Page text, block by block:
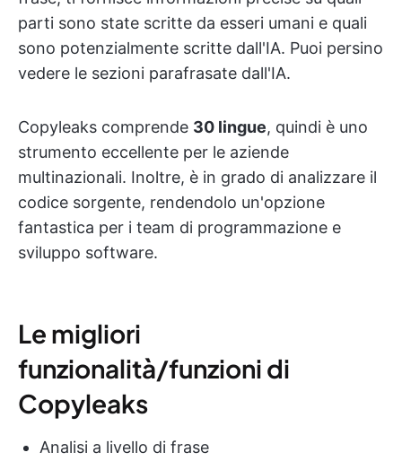
parti sono state scritte da esseri umani e quali
sono potenzialmente scritte dall'IA. Puoi persino
vedere le sezioni parafrasate dall'IA.
Copyleaks comprende 30 lingue, quindi è uno
strumento eccellente per le aziende
multinazionali. Inoltre, è in grado di analizzare il
codice sorgente, rendendolo un'opzione
fantastica per i team di programmazione e
sviluppo software.
Le migliori
funzionalità/funzioni di
Copyleaks
Analisi a livello di frase